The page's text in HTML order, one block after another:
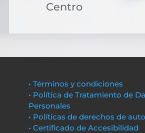
Centro
• Términos y condiciones
• Política de Tratamiento de
Personales
• Políticas de derechos de
• Certificado de Accesibilidad